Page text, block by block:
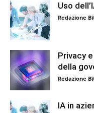
Uso
Redazione
Privacy
della
Redazione
IA in